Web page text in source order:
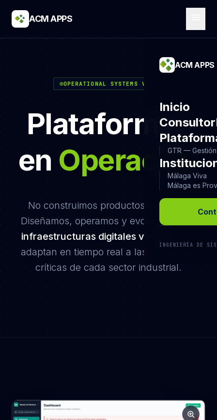
ACM APPS
ACM APPS
Inicio
GTR —
Málaga Viva
Málaga es
INGENIERÍA DE
OPERATIONAL SYSTEMS V4.0
Plataformas
en Operación
No construimos productos estáticos.
Diseñamos, operamos y evolucionamos
infraestructuras digitales vivas
adaptan en tiempo real a las demandas
críticas de cada sector industrial.